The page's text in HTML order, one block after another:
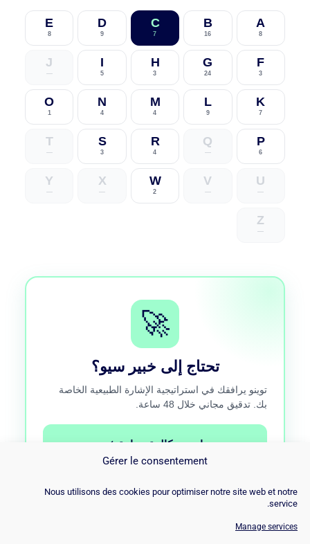
Gérer le consentement
Nous utilisons des cookies pour optimiser notre site web et notre
service.
Manage services
A
8
B
16
C
7
D
9
E
8
F
3
G
24
H
3
I
5
J
—
K
7
L
9
M
4
N
4
O
1
P
6
Q
—
R
4
S
3
T
—
U
—
V
—
W
2
X
—
Y
—
Z
—
🚀
تحتاج إلى خبير سيو؟
توينو يرافقك في استراتيجية الإشارة الطبيعية الخاصة
بك. تدقيق مجاني خلال 48 ساعة.
احجز مكالمة مجانية